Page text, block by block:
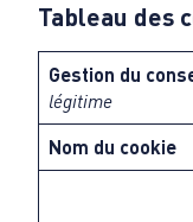
Tableau des
Gestion du
légitime
Nom du cookie